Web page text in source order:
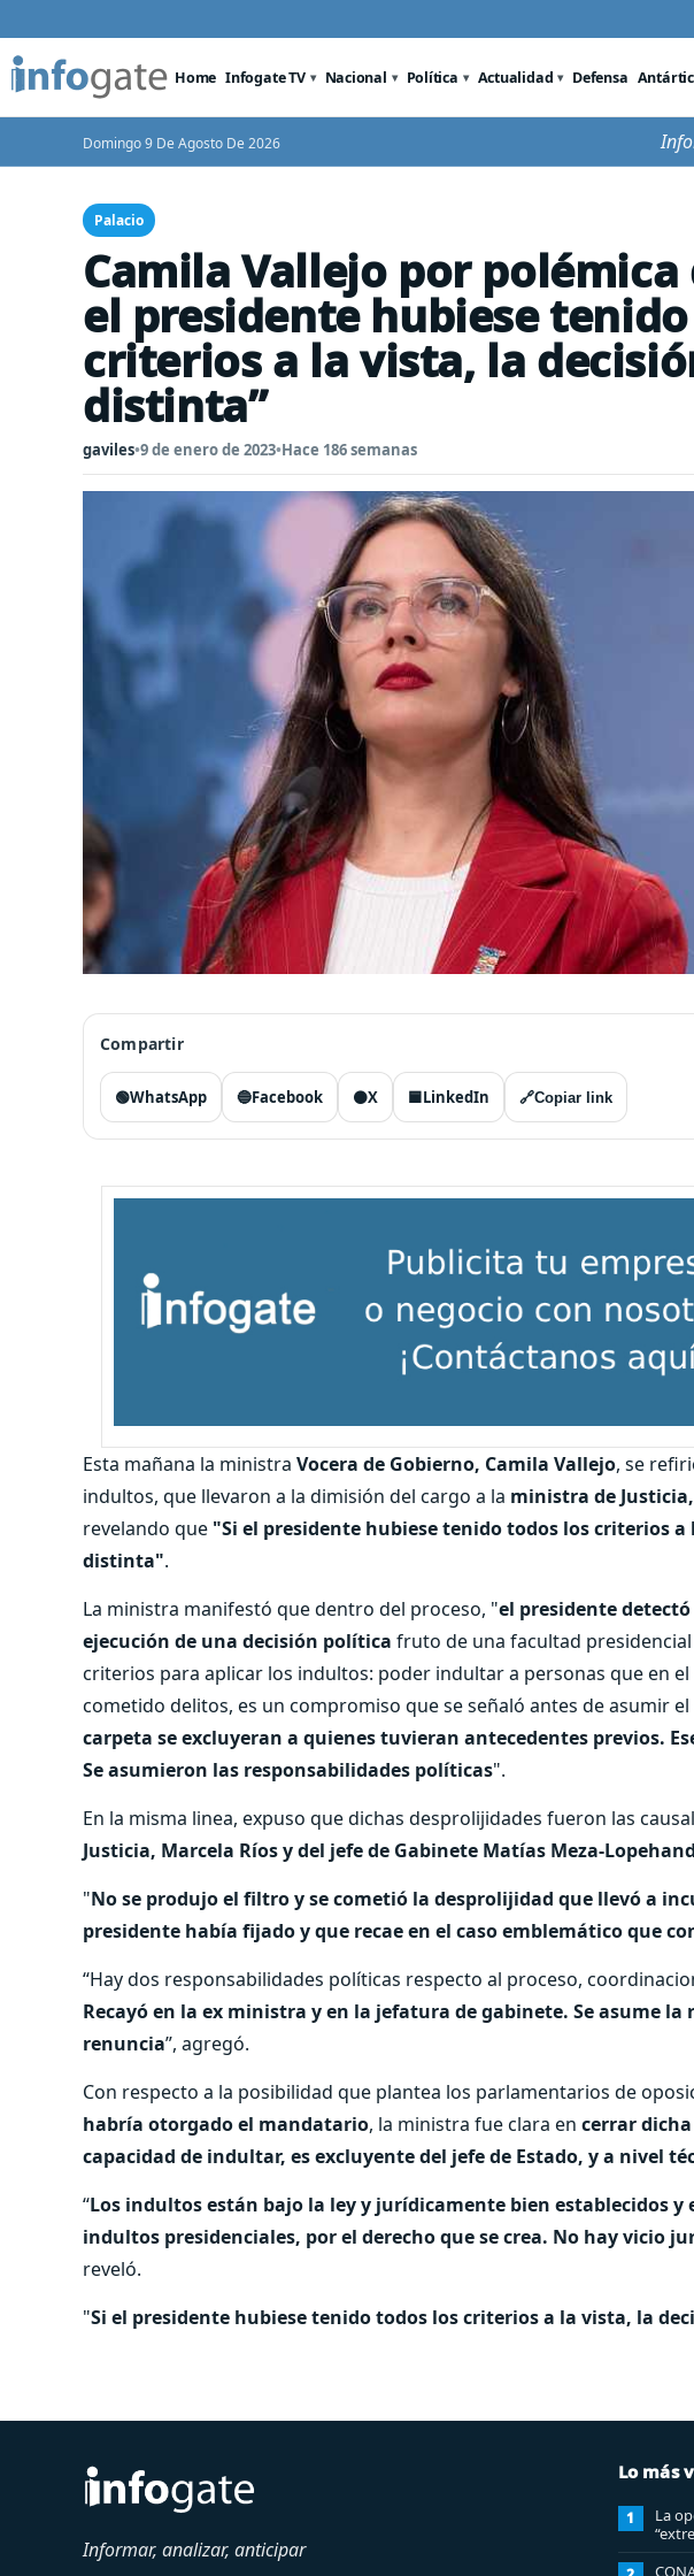
Home Infogate TV Nacional Política Actualidad Defensa
Domingo 9 De Agosto De 2026
Palacio
Camila Vallejo por
el presidente hubiese
criterios a la vista, la
distinta”
gaviles•9 de enero de 2023•Hace 186 semanas
Compartir
🟢WhatsApp 🔵Facebook ⚫X 🟦LinkedIn 🔗Copiar link
Esta mañana la ministra Vocera de Gobierno, Camila Vallejo, se
indultos, que llevaron a la dimisión del cargo a la ministra de
revelando que "Si el presidente hubiese tenido todos los criterios
distinta".
La ministra manifestó que dentro del proceso, "el presidente
ejecución de una decisión política fruto de una facultad
criterios para aplicar los indultos: poder indultar a personas que en
cometido delitos, es un compromiso que se señaló antes de asumir el
carpeta se excluyeran a quienes tuvieran antecedentes previos.
Se asumieron las responsabilidades políticas".
En la misma linea, expuso que dichas desprolijidades fueron las
Justicia, Marcela Ríos y del jefe de Gabinete Matías Meza-
"No se produjo el filtro y se cometió la desprolijidad que llevó a
presidente había fijado y que recae en el caso emblemático que
“Hay dos responsabilidades políticas respecto al proceso,
Recayó en la ex ministra y en la jefatura de gabinete. Se asume
renuncia”, agregó.
Con respecto a la posibilidad que plantea los parlamentarios de
habría otorgado el mandatario, la ministra fue clara en cerrar
capacidad de indultar, es excluyente del jefe de Estado, y a nivel
“Los indultos están bajo la ley y jurídicamente bien establecidos y
indultos presidenciales, por el derecho que se crea. No hay vicio
reveló.
"Si el presidente hubiese tenido todos los criterios a la vista, la
Informar, analizar, anticipar
Lo más
1
La